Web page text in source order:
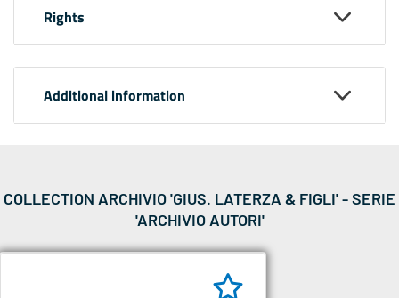
Rights
Additional information
COLLECTION ARCHIVIO 'GIUS. LATERZA & FIGLI' - SERIE
'ARCHIVIO AUTORI'